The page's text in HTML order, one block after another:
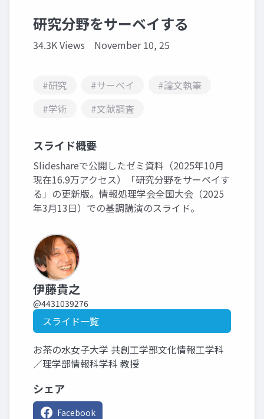
研究分野をサーベイする
34.3K Views November 10, 25
#研究 #サーベイ
#論文執筆
#学術
#文献調査
スライド概要
Slideshareで公開したゼミ資料（2025年10月
現在16.9万アクセス）「研究分野をサーベイす
る」の更新版。情報処理学会全国大会（2025
年3月13日）での基調講演のスライド。
伊藤貴之
@4431039276
スライド一覧
お茶の水女子大学 共創工学部文化情報工学科
／理学部情報科学科 教授
シェア
Facebook